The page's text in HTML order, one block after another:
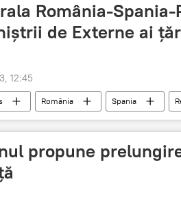
România-
de Externe ai
12:45
România Spania
propune